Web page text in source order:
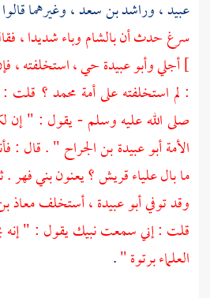
عبيد ،وراشد بن سعد ،وغيرهما
سرغ حدث أنبالشاموباء شديدا ،
]أجليوأبو عبيدةحي ، استخلفته ،
: لم استخلفته على أمة محمد ؟ قلت :
صلى الله عليه وسلم - يقول : " إن
الأمةأبو عبيدة بن الجراح ". قال :
ما بال علياءقريش ؟يعنونبني فهر.
وقد توفيأبو عبيدة ،أستخلفمعاذ
قلت : إني سمعت نبيك يقول : " إنه
العلماء برتوة ".